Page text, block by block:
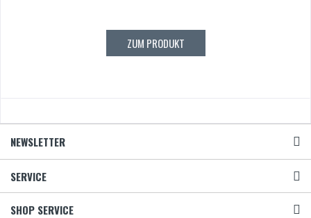
ZUM PRODUKT
NEWSLETTER
SERVICE
SHOP SERVICE